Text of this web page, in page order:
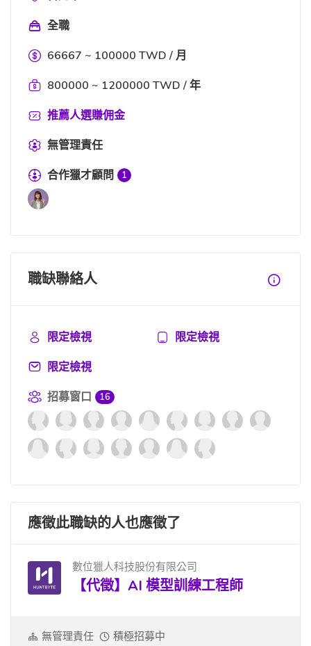
全職
66667 ~ 100000 TWD / 月
800000 ~ 1200000 TWD / 年
推薦人選賺佣金
無管理責任
合作獵才顧問
1
職缺聯絡人
限定檢視
限定檢視
限定檢視
招募窗口
16
應徵此職缺的人也應徵了
數位獵人科技股份有限公司
【代徵】AI 模型訓練工程師
無管理責任 積極招募中